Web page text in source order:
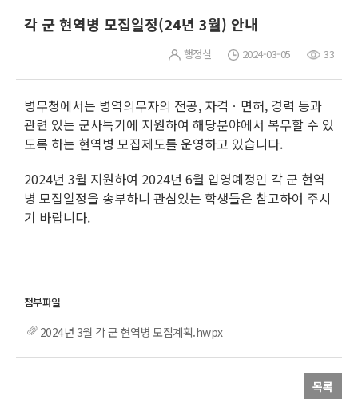
각 군 현역병 모집일정(24년 3월) 안내
행정실 2024-03-05 33
병무청에서는 병역의무자의 전공, 자격ㆍ면허, 경력 등과
관련 있는 군사특기에 지원하여 해당분야에서 복무할 수 있
도록 하는 현역병 모집제도를 운영하고 있습니다.
2024년 3월 지원하여 2024년 6월 입영예정인 각 군 현역
병 모집일정을 송부하니 관심있는 학생들은 참고하여 주시
기 바랍니다.
2024년 3월 각 군 현역병 모집계획.hwpx
목록